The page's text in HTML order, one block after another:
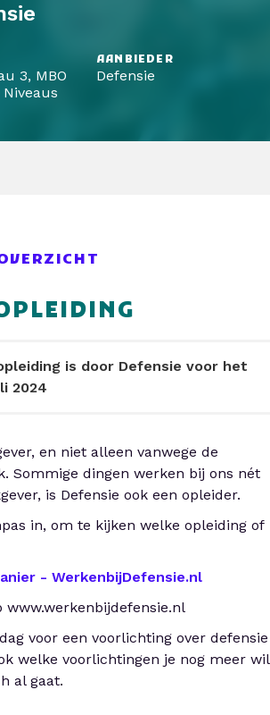
3, MBO
AANBIEDER
Defensie
is door Defensie voor het
2024
en niet alleen vanwege de
Sommige dingen werken bij ons nét
is Defensie ook een opleider.
in, om te kijken welke opleiding of
- WerkenbijDefensie.nl
voor een voorlichting over defensie
welke voorlichtingen je nog meer wil
al gaat.